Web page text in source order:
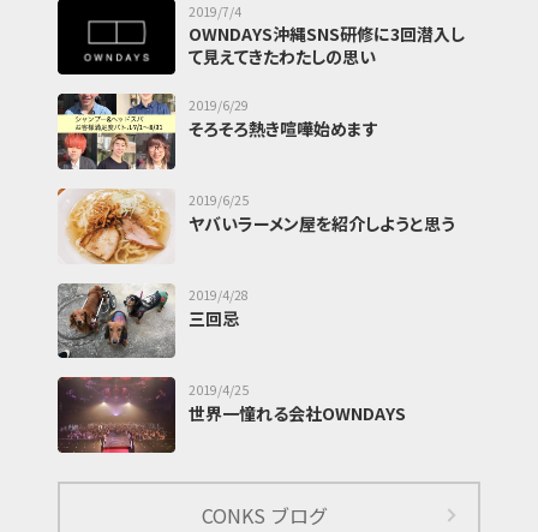
OWNDAYS沖縄SNS研修に3回潜入し
て見えてきたわたしの思い
2019/7/4
そろそろ熱き喧嘩始めます
2019/6/29
ヤバいラーメン屋を紹介しようと思う
2019/6/25
三回忌
2019/4/28
世界一憧れる会社OWNDAYS
2019/4/25
CONKS ブログ